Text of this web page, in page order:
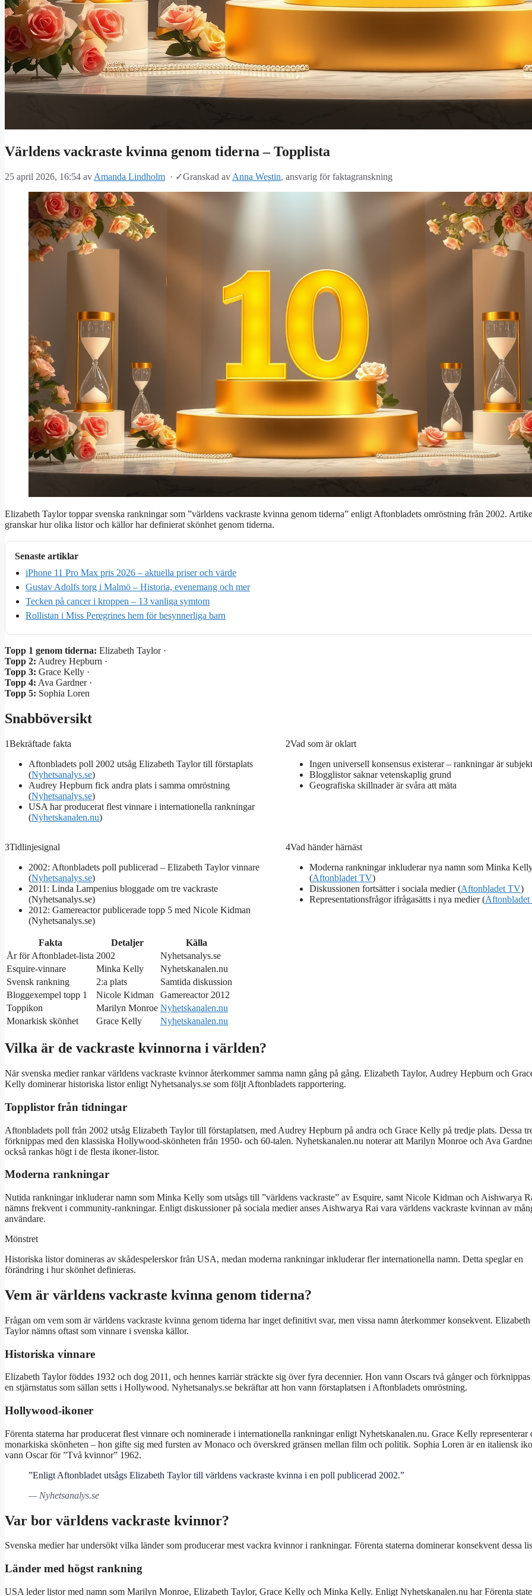
Världens vackraste kvinna genom tiderna – Topplista
25 april 2026, 16:54 avAmanda Lindholm · ✓Granskad avAnna Westin, ansvarig för faktagranskning
Elizabeth Taylor toppar svenska rankningar som ”världens vackraste kvinna genom tiderna” enligt Aftonbladets omröstning från 2002.
granskar hur olika listor och källor har definierat skönhet genom tiderna.
Senaste artiklar
iPhone 11 Pro Max pris 2026 – aktuella priser och värde
Gustav Adolfs torg i Malmö – Historia, evenemang och mer
Tecken på cancer i kroppen – 13 vanliga symtom
Rollistan i Miss Peregrines hem för besynnerliga barn
Topp 1 genom tiderna: Elizabeth Taylor ·
Topp 2: Audrey Hepburn ·
Topp 3: Grace Kelly ·
Topp 4: Ava Gardner ·
Topp 5: Sophia Loren
Snabböversikt
1Bekräftade fakta
Aftonbladets poll 2002 utsåg Elizabeth Taylor till förstaplats
(Nyhetsanalys.se)
Audrey Hepburn fick andra plats i samma omröstning
(Nyhetsanalys.se)
USA har producerat flest vinnare i internationella rankningar
(Nyhetskanalen.nu)
2Vad som är oklart
Ingen universell konsensus existerar – rankningar är
Blogglistor saknar vetenskaplig grund
Geografiska skillnader är svåra att mäta
3Tidlinjesignal
2002: Aftonbladets poll publicerad – Elizabeth Taylor vinnare
(Nyhetsanalys.se)
2011: Linda Lampenius bloggade om tre vackraste
(Nyhetsanalys.se)
2012: Gamereactor publicerade topp 5 med Nicole Kidman
(Nyhetsanalys.se)
4Vad händer härnäst
Moderna rankningar inkluderar nya namn som Minka
(Aftonbladet TV)
Diskussionen fortsätter i sociala medier (Aftonbladet TV)
Representationsfrågor ifrågasätts i nya medier (
Fakta Detaljer
Källa
År för Aftonbladet-lista 2002
Nyhetsanalys.se
Esquire-vinnare
Minka Kelly
Nyhetskanalen.nu
Svensk rankning
2:a plats
Samtida diskussion
Bloggexempel topp 1
Nicole Kidman
Gamereactor 2012
Toppikon
Marilyn Monroe Nyhetskanalen.nu
Monarkisk skönhet
Grace Kelly Nyhetskanalen.nu
Vilka är de vackraste kvinnorna i världen?
När svenska medier rankar världens vackraste kvinnor återkommer samma namn gång på gång. Elizabeth Taylor, Audrey Hepburn och
Kelly dominerar historiska listor enligt Nyhetsanalys.se som följt Aftonbladets rapportering.
Topplistor från tidningar
Aftonbladets poll från 2002 utsåg Elizabeth Taylor till förstaplatsen, med Audrey Hepburn på andra och Grace Kelly på tredje plats. Dessa
förknippas med den klassiska Hollywood-skönheten från 1950- och 60-talen. Nyhetskanalen.nu noterar att Marilyn Monroe och Ava
också rankas högt i de flesta ikoner-listor.
Moderna rankningar
Nutida rankningar inkluderar namn som Minka Kelly som utsågs till ”världens vackraste” av Esquire, samt Nicole Kidman och Aishwarya
nämns frekvent i community-rankningar. Enligt diskussioner på sociala medier anses Aishwarya Rai vara världens vackraste kvinnan av
användare.
Mönstret
Historiska listor domineras av skådespelerskor från USA, medan moderna rankningar inkluderar fler internationella namn. Detta speglar en
förändring i hur skönhet definieras.
Vem är världens vackraste kvinna genom tiderna?
Frågan om vem som är världens vackraste kvinna genom tiderna har inget definitivt svar, men vissa namn återkommer konsekvent. Elizabeth
Taylor nämns oftast som vinnare i svenska källor.
Historiska vinnare
Elizabeth Taylor föddes 1932 och dog 2011, och hennes karriär sträckte sig över fyra decennier. Hon vann Oscars två gånger och förknippas
en stjärnstatus som sällan setts i Hollywood. Nyhetsanalys.se bekräftar att hon vann förstaplatsen i Aftonbladets omröstning.
Hollywood-ikoner
Förenta staterna har producerat flest vinnare och nominerade i internationella rankningar enligt Nyhetskanalen.nu. Grace Kelly representerar
monarkiska skönheten – hon gifte sig med fursten av Monaco och överskred gränsen mellan film och politik. Sophia Loren är en italiensk
vann Oscar för ”Två kvinnor” 1962.
”Enligt Aftonbladet utsågs Elizabeth Taylor till världens vackraste kvinna i en poll publicerad 2002.”
— Nyhetsanalys.se
Var bor världens vackraste kvinnor?
Svenska medier har undersökt vilka länder som producerar mest vackra kvinnor i rankningar. Förenta staterna dominerar konsekvent dessa
Länder med högst rankning
USA leder listor med namn som Marilyn Monroe, Elizabeth Taylor, Grace Kelly och Minka Kelly. Enligt Nyhetskanalen.nu har Förenta